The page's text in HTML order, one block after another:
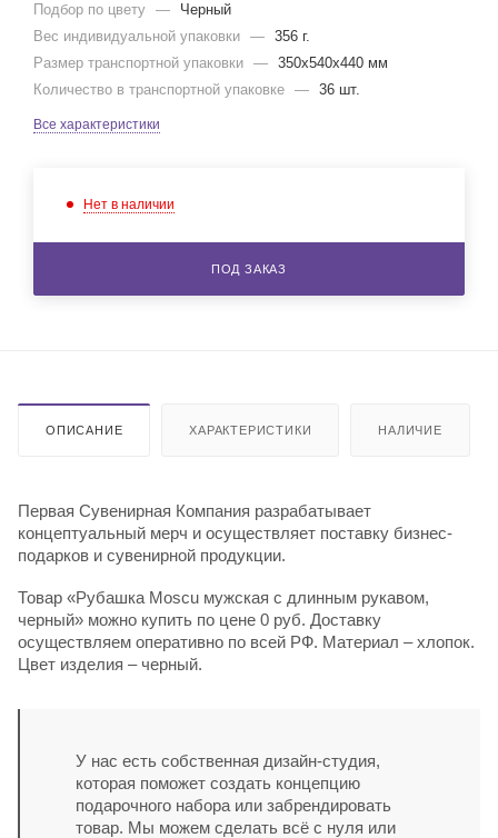
Подбор по цвету —
Черный
Вес индивидуальной упаковки — 356 г.
Размер транспортной упаковки — 350x540x440 мм
Количество в транспортной упаковке — 36 шт.
Все характеристики
Нет в наличии
ПОД ЗАКАЗ
ОПИСАНИЕ ХАРАКТЕРИСТИКИ НАЛИЧИЕ
Первая Сувенирная Компания разрабатывает
концептуальный мерч и осуществляет поставку бизнес-
подарков и сувенирной продукции.
Товар «Рубашка Moscu мужская с длинным рукавом,
черный» можно купить по цене 0 руб. Доставку
осуществляем оперативно по всей РФ. Материал – хлопок.
Цвет изделия – черный.
У нас есть собственная дизайн-студия,
которая поможет создать концепцию
подарочного набора или забрендировать
товар. Мы можем сделать всё с нуля или